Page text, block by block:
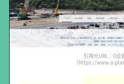
引用元URL：O企
（https://www.o-